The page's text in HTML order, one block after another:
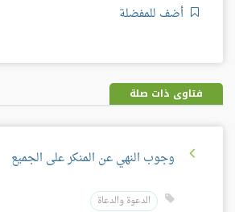
أضف للمفضلة
فتاوى ذات صلة
وجوب النهي عن المنكر على الجميع
الدعوة والدعاة